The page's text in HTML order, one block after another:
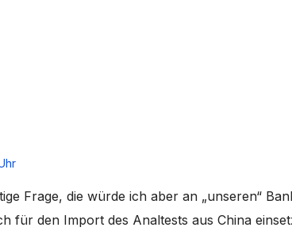
Frage, die würde ich aber an „unseren“
für den Import des Analtests aus China